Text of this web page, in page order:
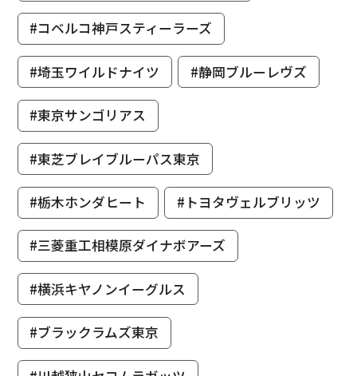
#コベルコ神戸スティーラーズ
#埼玉ワイルドナイツ #静岡ブルーレヴズ
#東京サンゴリアス
#東芝ブレイブルーパス東京
#栃木ホンダヒート #トヨタヴェルブリッツ
#三菱重工相模原ダイナボアーズ
#横浜キヤノンイーグルス
#ブラックラムズ東京